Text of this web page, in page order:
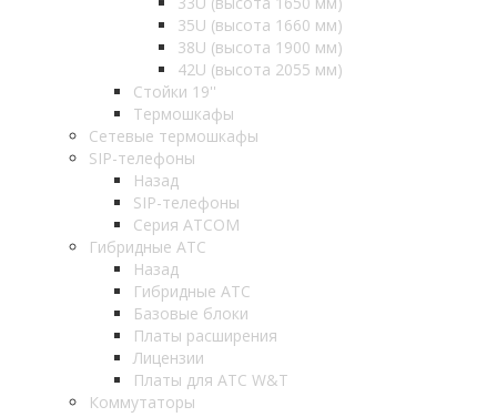
35U (высота 1660 мм)
38U (высота 1900 мм)
42U (высота 2055 мм)
Стойки 19''
Термошкафы
Сетевые термошкафы
SIP-телефоны
Назад
SIP-телефоны
Серия ATCOM
Гибридные АТС
Назад
Гибридные АТС
Базовые блоки
Платы расширения
Лицензии
Платы для АТС W&T
Коммутаторы